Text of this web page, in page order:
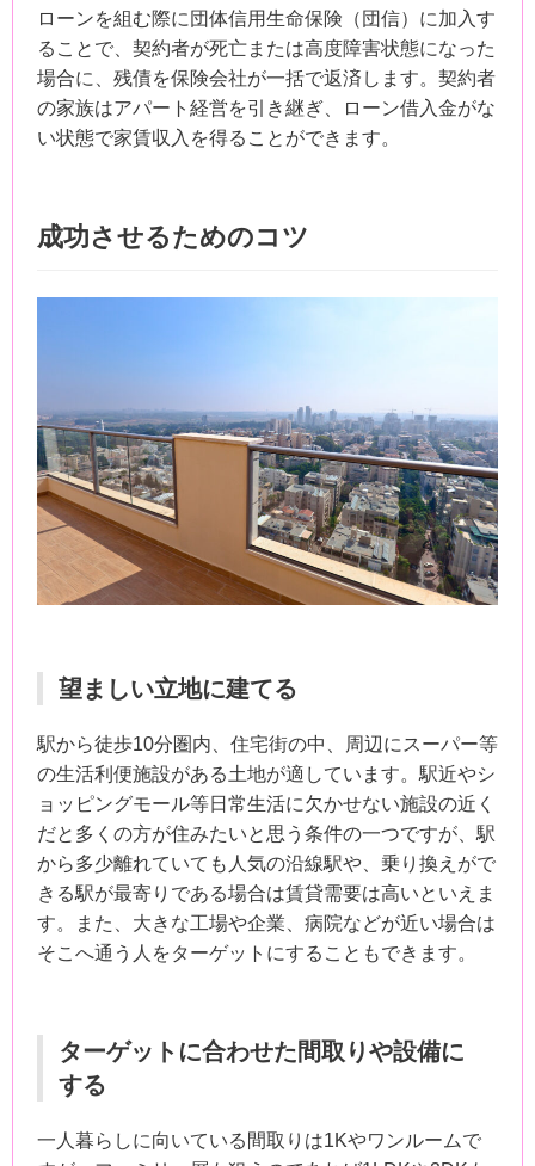
ローンを組む際に団体信用生命保険（団信）に加入す
ることで、契約者が死亡または高度障害状態になった
場合に、残債を保険会社が一括で返済します。契約者
の家族はアパート経営を引き継ぎ、ローン借入金がな
い状態で家賃収入を得ることができます。
成功させるためのコツ
望ましい立地に建てる
駅から徒歩10分圏内、住宅街の中、周辺にスーパー等
の生活利便施設がある土地が適しています。駅近やシ
ョッピングモール等日常生活に欠かせない施設の近く
だと多くの方が住みたいと思う条件の一つですが、駅
から多少離れていても人気の沿線駅や、乗り換えがで
きる駅が最寄りである場合は賃貸需要は高いといえま
す。また、大きな工場や企業、病院などが近い場合は
そこへ通う人をターゲットにすることもできます。
ターゲットに合わせた間取りや設備に
する
一人暮らしに向いている間取りは1Kやワンルームで